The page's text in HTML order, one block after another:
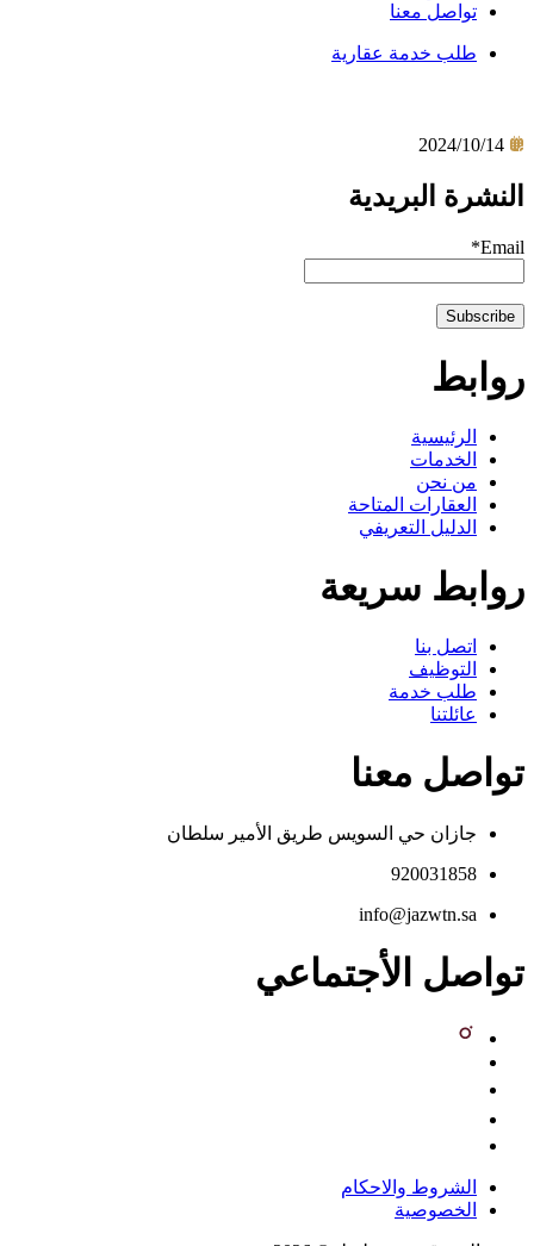
تواصل معنا
طلب خدمة عقارية
النشرة البريدية
Email*
روابط
الرئيسية
الخدمات
من نحن
العقارات المتاحة
الدليل التعريفي
روابط سريعة
اتصل بنا
التوظيف
طلب خدمة
عائلتنا
تواصل معنا
جازان حي السويس طريق الأمير سلطان
920031858
info@jazwtn.sa
تواصل الأجتماعي
الشروط والاحكام
الخصوصية